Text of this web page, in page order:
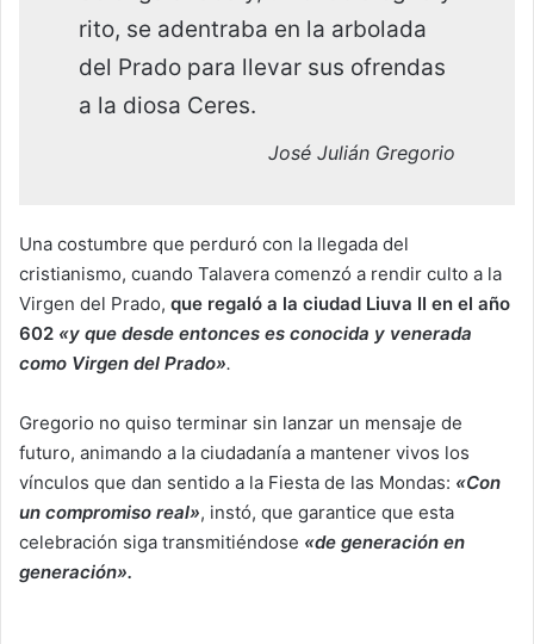
rito, se adentraba en la arbolada
del Prado para llevar sus ofrendas
a la diosa Ceres.
José Julián Gregorio
Una costumbre que perduró con la llegada del
cristianismo, cuando Talavera comenzó a rendir culto a la
Virgen del Prado, que regaló a la ciudad Liuva II en el año
602 «y que desde entonces es conocida y venerada
como Virgen del Prado».
Gregorio no quiso terminar sin lanzar un mensaje de
futuro, animando a la ciudadanía a mantener vivos los
vínculos que dan sentido a la Fiesta de las Mondas: «Con
un compromiso real», instó, que garantice que esta
celebración siga transmitiéndose «de generación en
generación».